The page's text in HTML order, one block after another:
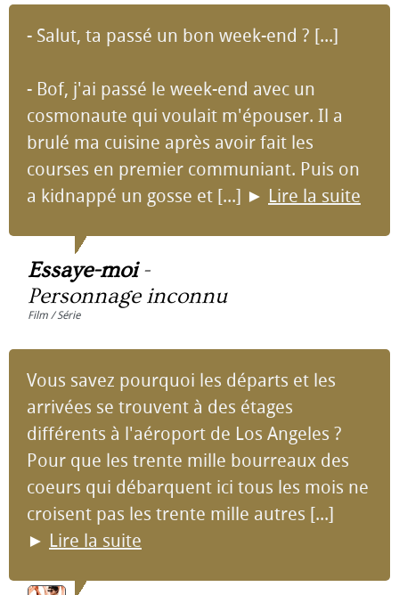
- Salut, ta passé un bon week-end ? [...]
- Bof, j'ai passé le week-end avec un
cosmonaute qui voulait m'épouser. Il a
brulé ma cuisine après avoir fait les
courses en premier communiant. Puis on
a kidnappé un gosse et [...] ► Lire la suite
Essaye-moi-
Personnage inconnu
Film / Série
Vous savez pourquoi les départs et les
arrivées se trouvent à des étages
différents à l'aéroport de Los Angeles ?
Pour que les trente mille bourreaux des
coeurs qui débarquent ici tous les mois ne
croisent pas les trente mille autres [...]
► Lire la suite